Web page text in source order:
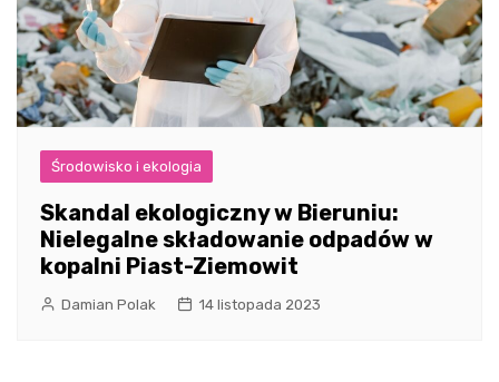
Środowisko i ekologia
Skandal ekologiczny w Bieruniu:
Nielegalne składowanie odpadów w
kopalni Piast-Ziemowit
Damian Polak 14 listopada 2023